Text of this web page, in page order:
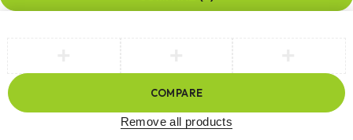
COMPARE
Remove all products